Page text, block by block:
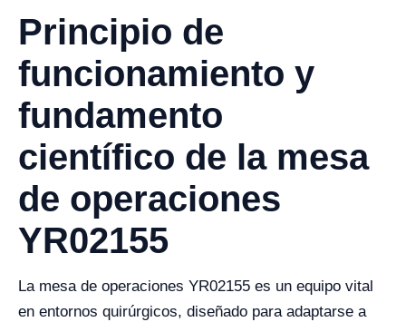
Principio de
funcionamiento y
fundamento
científico de la mesa
de operaciones
YR02155
La mesa de operaciones YR02155 es un equipo vital
en entornos quirúrgicos, diseñado para adaptarse a